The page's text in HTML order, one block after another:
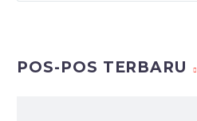
POS-POS TERBARU